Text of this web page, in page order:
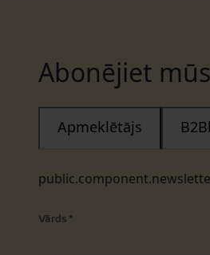
Abonējiet
Apmeklētājs
Vārds *